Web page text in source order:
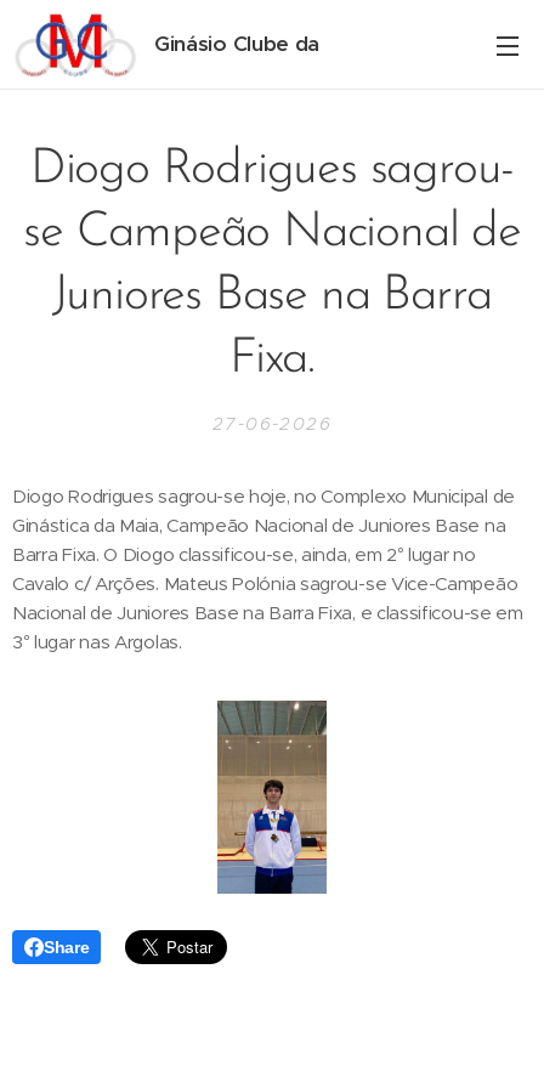
Ginásio Clube da
Diogo Rodrigues sagrou-
se Campeão Nacional de
Juniores Base na Barra
Fixa.
27-06-2026
Diogo Rodrigues sagrou-se hoje, no Complexo Municipal de
Ginástica da Maia, Campeão Nacional de Juniores Base na
Barra Fixa. O Diogo classificou-se, ainda, em 2° lugar no
Cavalo c/ Arções. Mateus Polónia sagrou-se Vice-Campeão
Nacional de Juniores Base na Barra Fixa, e classificou-se em
3° lugar nas Argolas.
Share